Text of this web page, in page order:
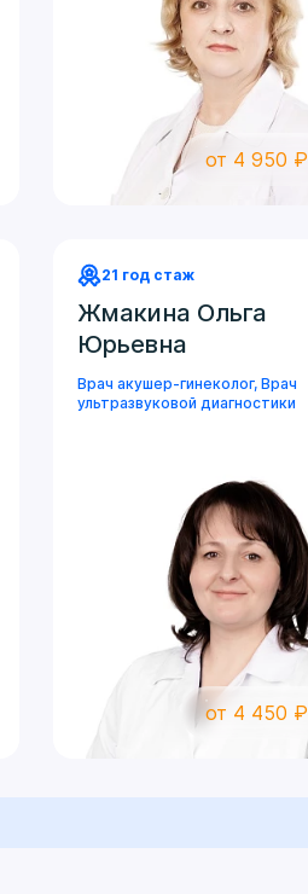
от 4 950 ₽
21 год стаж
Жмакина Ольга
Юрьевна
Врач акушер-гинеколог, Врач
ультразвуковой диагностики
от 4 450 ₽